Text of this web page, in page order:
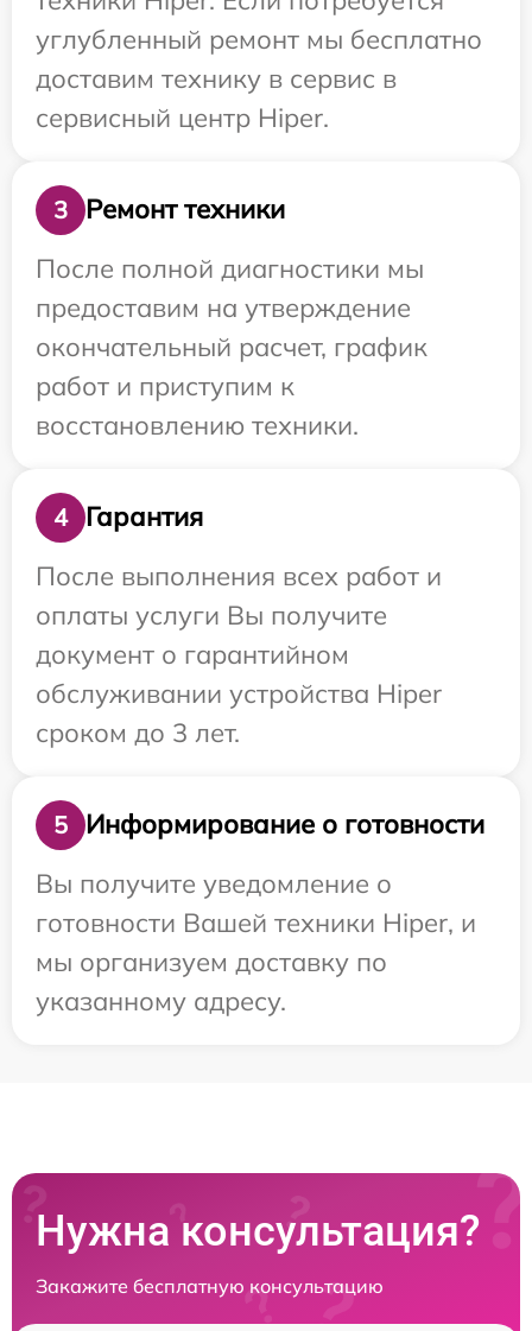
углубленный ремонт мы бесплатно
доставим технику в сервис в
сервисный центр Hiper.
3
Ремонт техники
После полной диагностики мы
предоставим на утверждение
окончательный расчет, график
работ и приступим к
восстановлению техники.
4
Гарантия
После выполнения всех работ и
оплаты услуги Вы получите
документ о гарантийном
обслуживании устройства Hiper
сроком до 3 лет.
5
Информирование о готовности
Вы получите уведомление о
готовности Вашей техники Hiper, и
мы организуем доставку по
указанному адресу.
Нужна консультация?
Закажите бесплатную консультацию